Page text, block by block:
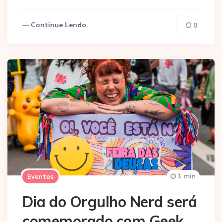
Continue Lendo 0
Eventos
Dia do Orgulho Nerd será
1 min